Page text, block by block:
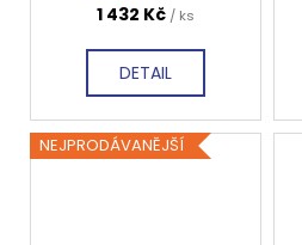
1 432 Kč / ks
DETAIL
NEJPRODÁVANĚJŠÍ